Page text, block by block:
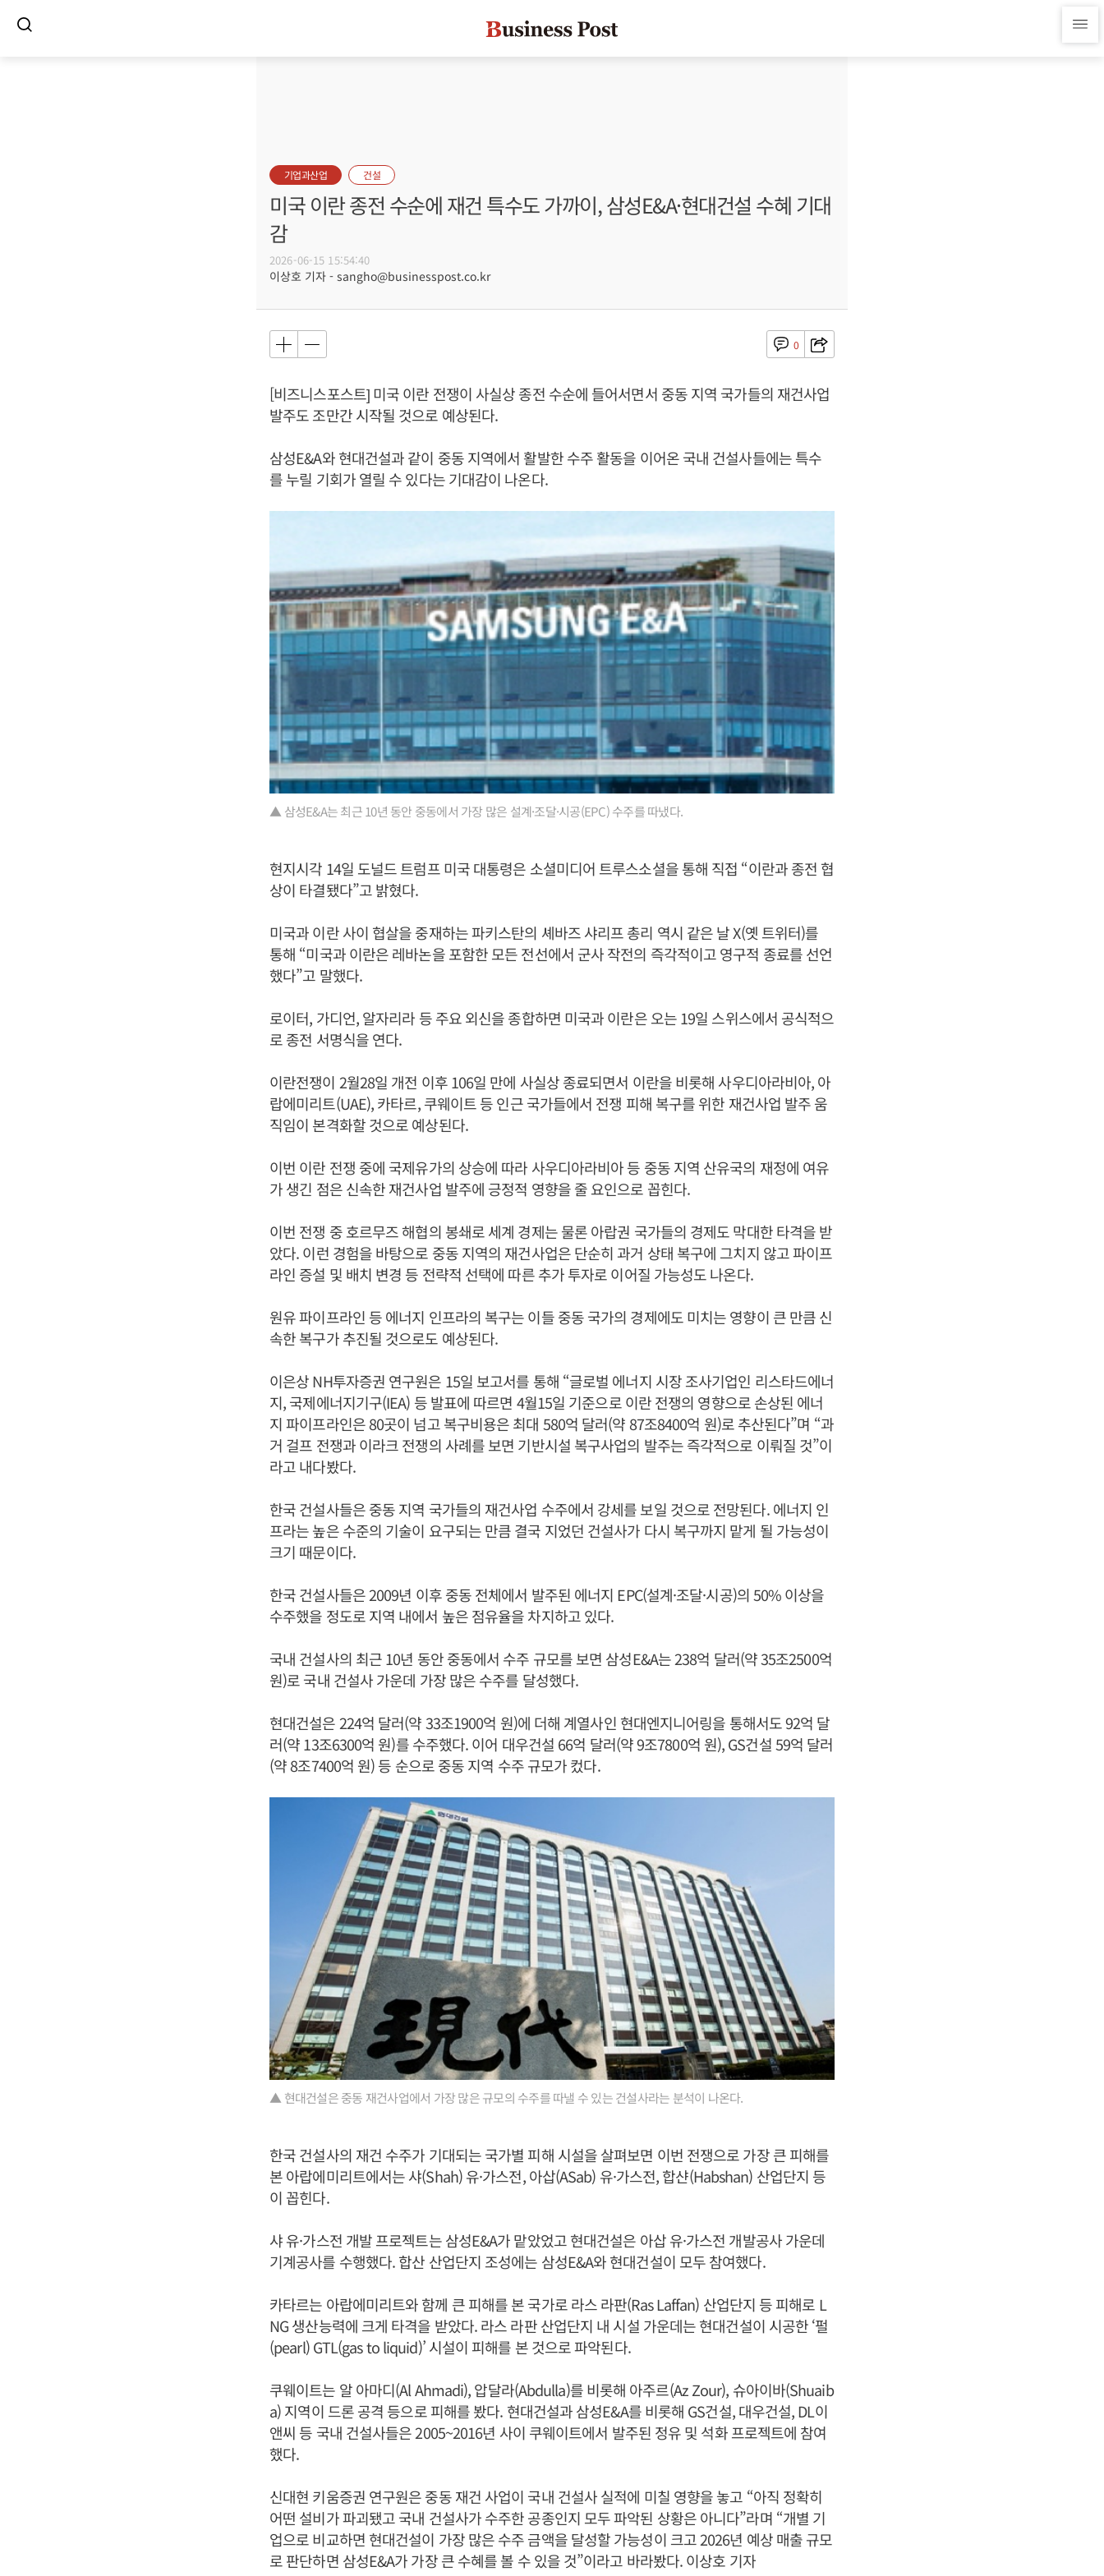
기업과산업 건설
미국 이란 종전 수순에 재건 특수도 가까이, 삼성E&A·현대건설 수혜 기대
감
2026-06-15 15:54:40
이상호 기자 - sangho@businesspost.co.kr
0
[비즈니스포스트] 미국 이란 전쟁이 사실상 종전 수순에 들어서면서 중동 지역 국가들의 재건사업
발주도 조만간 시작될 것으로 예상된다.
삼성E&A와 현대건설과 같이 중동 지역에서 활발한 수주 활동을 이어온 국내 건설사들에는 특수
를 누릴 기회가 열릴 수 있다는 기대감이 나온다.
▲ 삼성E&A는 최근 10년 동안 중동에서 가장 많은 설계·조달·시공(EPC) 수주를 따냈다.
현지시각 14일 도널드 트럼프 미국 대통령은 소셜미디어 트루스소셜을 통해 직접 “이란과 종전 협
상이 타결됐다”고 밝혔다.
미국과 이란 사이 협살을 중재하는 파키스탄의 셰바즈 샤리프 총리 역시 같은 날 X(옛 트위터)를
통해 “미국과 이란은 레바논을 포함한 모든 전선에서 군사 작전의 즉각적이고 영구적 종료를 선언
했다”고 말했다.
로이터, 가디언, 알자리라 등 주요 외신을 종합하면 미국과 이란은 오는 19일 스위스에서 공식적으
로 종전 서명식을 연다.
이란전쟁이 2월28일 개전 이후 106일 만에 사실상 종료되면서 이란을 비롯해 사우디아라비아, 아
랍에미리트(UAE), 카타르, 쿠웨이트 등 인근 국가들에서 전쟁 피해 복구를 위한 재건사업 발주 움
직임이 본격화할 것으로 예상된다.
이번 이란 전쟁 중에 국제유가의 상승에 따라 사우디아라비아 등 중동 지역 산유국의 재정에 여유
가 생긴 점은 신속한 재건사업 발주에 긍정적 영향을 줄 요인으로 꼽힌다.
이번 전쟁 중 호르무즈 해협의 봉쇄로 세계 경제는 물론 아랍권 국가들의 경제도 막대한 타격을 받
았다. 이런 경험을 바탕으로 중동 지역의 재건사업은 단순히 과거 상태 복구에 그치지 않고 파이프
라인 증설 및 배치 변경 등 전략적 선택에 따른 추가 투자로 이어질 가능성도 나온다.
원유 파이프라인 등 에너지 인프라의 복구는 이들 중동 국가의 경제에도 미치는 영향이 큰 만큼 신
속한 복구가 추진될 것으로도 예상된다.
이은상 NH투자증권 연구원은 15일 보고서를 통해 “글로벌 에너지 시장 조사기업인 리스타드에너
지, 국제에너지기구(IEA) 등 발표에 따르면 4월15일 기준으로 이란 전쟁의 영향으로 손상된 에너
지 파이프라인은 80곳이 넘고 복구비용은 최대 580억 달러(약 87조8400억 원)로 추산된다”며 “과
거 걸프 전쟁과 이라크 전쟁의 사례를 보면 기반시설 복구사업의 발주는 즉각적으로 이뤄질 것”이
라고 내다봤다.
한국 건설사들은 중동 지역 국가들의 재건사업 수주에서 강세를 보일 것으로 전망된다. 에너지 인
프라는 높은 수준의 기술이 요구되는 만큼 결국 지었던 건설사가 다시 복구까지 맡게 될 가능성이
크기 때문이다.
한국 건설사들은 2009년 이후 중동 전체에서 발주된 에너지 EPC(설계·조달·시공)의 50% 이상을
수주했을 정도로 지역 내에서 높은 점유율을 차지하고 있다.
국내 건설사의 최근 10년 동안 중동에서 수주 규모를 보면 삼성E&A는 238억 달러(약 35조2500억
원)로 국내 건설사 가운데 가장 많은 수주를 달성했다.
현대건설은 224억 달러(약 33조1900억 원)에 더해 계열사인 현대엔지니어링을 통해서도 92억 달
러(약 13조6300억 원)를 수주했다. 이어 대우건설 66억 달러(약 9조7800억 원), GS건설 59억 달러
(약 8조7400억 원) 등 순으로 중동 지역 수주 규모가 컸다.
▲ 현대건설은 중동 재건사업에서 가장 많은 규모의 수주를 따낼 수 있는 건설사라는 분석이 나온다.
한국 건설사의 재건 수주가 기대되는 국가별 피해 시설을 살펴보면 이번 전쟁으로 가장 큰 피해를
본 아랍에미리트에서는 샤(Shah) 유·가스전, 아삽(ASab) 유·가스전, 합샨(Habshan) 산업단지 등
이 꼽힌다.
샤 유·가스전 개발 프로젝트는 삼성E&A가 맡았었고 현대건설은 아삽 유·가스전 개발공사 가운데
기계공사를 수행했다. 합산 산업단지 조성에는 삼성E&A와 현대건설이 모두 참여했다.
카타르는 아랍에미리트와 함께 큰 피해를 본 국가로 라스 라판(Ras Laffan) 산업단지 등 피해로 L
NG 생산능력에 크게 타격을 받았다. 라스 라판 산업단지 내 시설 가운데는 현대건설이 시공한 ‘펄
(pearl) GTL(gas to liquid)’ 시설이 피해를 본 것으로 파악된다.
쿠웨이트는 알 아마디(Al Ahmadi), 압달라(Abdulla)를 비롯해 아주르(Az Zour), 슈아이바(Shuaib
a) 지역이 드론 공격 등으로 피해를 봤다. 현대건설과 삼성E&A를 비롯해 GS건설, 대우건설, DL이
앤씨 등 국내 건설사들은 2005~2016년 사이 쿠웨이트에서 발주된 정유 및 석화 프로젝트에 참여
했다.
신대현 키움증권 연구원은 중동 재건 사업이 국내 건설사 실적에 미칠 영향을 놓고 “아직 정확히
어떤 설비가 파괴됐고 국내 건설사가 수주한 공종인지 모두 파악된 상황은 아니다”라며 “개별 기
업으로 비교하면 현대건설이 가장 많은 수주 금액을 달성할 가능성이 크고 2026년 예상 매출 규모
로 판단하면 삼성E&A가 가장 큰 수혜를 볼 수 있을 것”이라고 바라봤다. 이상호 기자